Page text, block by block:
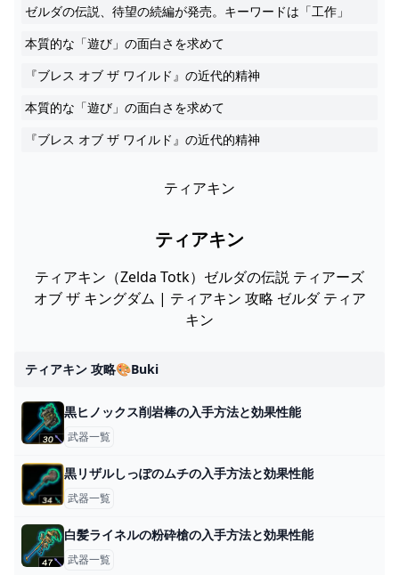
ゼルダの伝説、待望の続編が発売。キーワードは「工作」
本質的な「遊び」の面白さを求めて
『ブレス オブ ザ ワイルド』の近代的精神
本質的な「遊び」の面白さを求めて
『ブレス オブ ザ ワイルド』の近代的精神
ティアキン
ティアキン
ティアキン（Zelda Totk）ゼルダの伝説 ティアーズ
オブ ザ キングダム | ティアキン 攻略 ゼルダ ティア
キン
ティアキン 攻略🎨buki
黒ヒノックス削岩棒の入手方法と効果性能
武器一覧
黒リザルしっぽのムチの入手方法と効果性能
武器一覧
白髪ライネルの粉砕槍の入手方法と効果性能
武器一覧